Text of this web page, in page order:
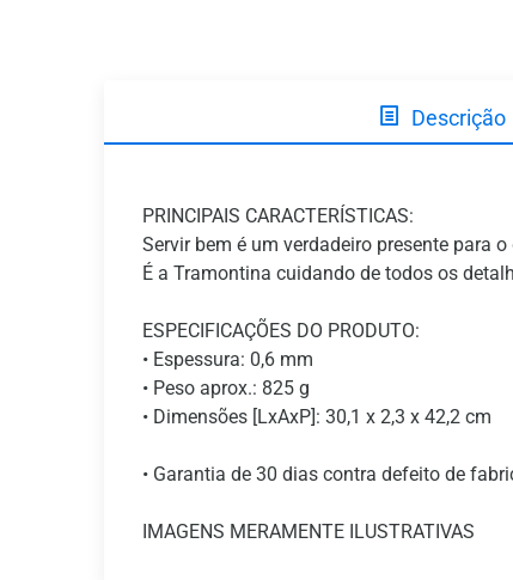
Descrição
PRINCIPAIS CARACTERÍSTICAS:
Servir bem é um verdadeiro presente para
É a Tramontina cuidando de todos os
ESPECIFICAÇÕES DO PRODUTO:
• Espessura: 0,6 mm
• Peso aprox.: 825 g
• Dimensões [LxAxP]: 30,1 x 2,3 x 42,2 cm
• Garantia de 30 dias contra defeito de
IMAGENS MERAMENTE ILUSTRATIVAS